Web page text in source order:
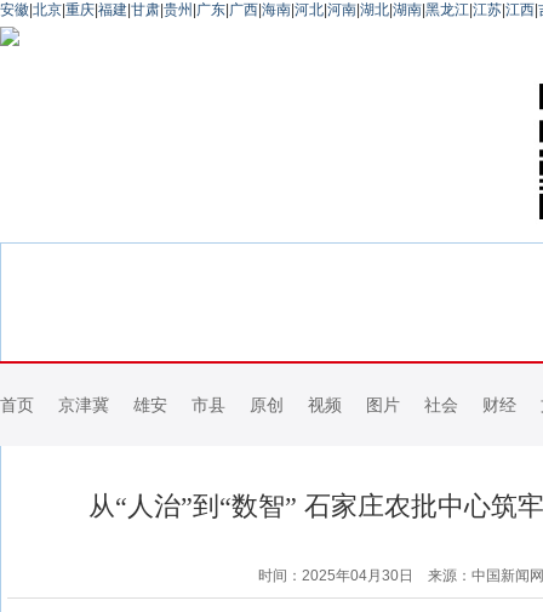
安徽 北京 重庆 福建 甘肃 贵州 广东 广西 海南 河北 河南 湖北 湖南 黑龙江 江苏 江西
首页 京津冀 雄安 市县 原创 视频 图片 社会 财经
从“人治”到“数智” 石家庄农批中心筑
时间：2025年04月30日 来源：中国新闻网